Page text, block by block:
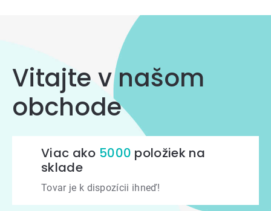
prvky
výpisu
Vitajte v našom
obchode
Viac ako 5000 položiek na
sklade
Tovar je k dispozícii ihneď!